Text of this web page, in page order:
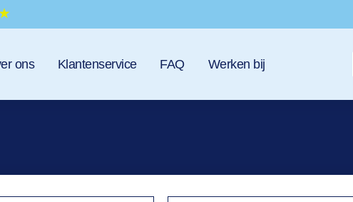
ons Klantenservice FAQ Werken bij